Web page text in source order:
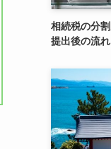
相続税の分
提出後の流